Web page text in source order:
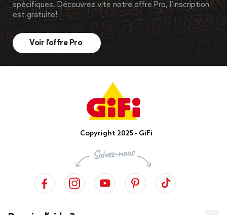
spécifiques. Découvrez vite notre offre Pro, l’inscription
est gratuite!
Voir l’offre Pro
Copyright 2025 - GiFi